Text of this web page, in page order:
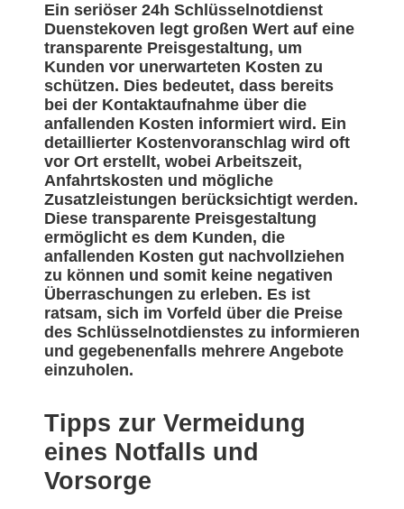
Ein seriöser 24h Schlüsselnotdienst
Duenstekoven legt großen Wert auf eine
transparente Preisgestaltung, um
Kunden vor unerwarteten Kosten zu
schützen. Dies bedeutet, dass bereits
bei der Kontaktaufnahme über die
anfallenden Kosten informiert wird. Ein
detaillierter Kostenvoranschlag wird oft
vor Ort erstellt, wobei Arbeitszeit,
Anfahrtskosten und mögliche
Zusatzleistungen berücksichtigt werden.
Diese transparente Preisgestaltung
ermöglicht es dem Kunden, die
anfallenden Kosten gut nachvollziehen
zu können und somit keine negativen
Überraschungen zu erleben. Es ist
ratsam, sich im Vorfeld über die Preise
des Schlüsselnotdienstes zu informieren
und gegebenenfalls mehrere Angebote
einzuholen.
Tipps zur Vermeidung
eines Notfalls und
Vorsorge